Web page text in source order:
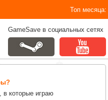
Топ месяца:
GameSave в социальных сетях
в которые играю